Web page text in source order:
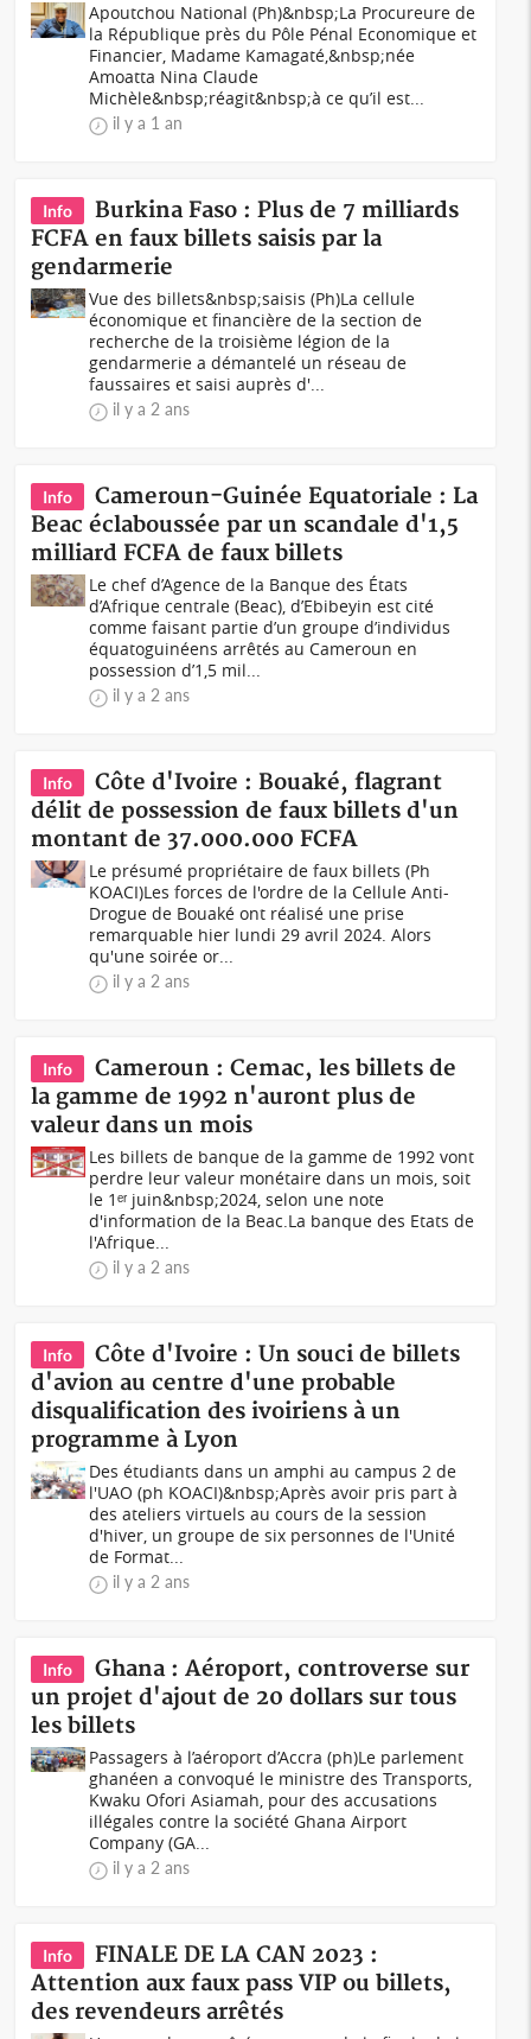
Apoutchou National (Ph)&nbsp;La Procureure de
la République près du Pôle Pénal Economique et
Financier, Madame Kamagaté,&nbsp;née
Amoatta Nina Claude
Michèle&nbsp;réagit&nbsp;à ce qu’il est...
il y a 1 an
Info
Burkina Faso : Plus de 7 milliards
FCFA en faux billets saisis par la
gendarmerie
Vue des billets&nbsp;saisis (Ph)La cellule
économique et financière de la section de
recherche de la troisième légion de la
gendarmerie a démantelé un réseau de
faussaires et saisi auprès d'...
il y a 2 ans
Info
Cameroun-Guinée Equatoriale : La
Beac éclaboussée par un scandale d'1,5
milliard FCFA de faux billets
Le chef d’Agence de la Banque des États
d’Afrique centrale (Beac), d’Ebibeyin est cité
comme faisant partie d’un groupe d’individus
équatoguinéens arrêtés au Cameroun en
possession d’1,5 mil...
il y a 2 ans
Info
Côte d'Ivoire : Bouaké, flagrant
délit de possession de faux billets d'un
montant de 37.000.000 FCFA
Le présumé propriétaire de faux billets (Ph
KOACI)Les forces de l'ordre de la Cellule Anti-
Drogue de Bouaké ont réalisé une prise
remarquable hier lundi 29 avril 2024. Alors
qu'une soirée or...
il y a 2 ans
Info
Cameroun : Cemac, les billets de
la gamme de 1992 n'auront plus de
valeur dans un mois
Les billets de banque de la gamme de 1992 vont
perdre leur valeur monétaire dans un mois, soit
le 1ᵉʳ juin&nbsp;2024, selon une note
d'information de la Beac.La banque des Etats de
l'Afrique...
il y a 2 ans
Info
Côte d'Ivoire : Un souci de billets
d'avion au centre d'une probable
disqualification des ivoiriens à un
programme à Lyon
Des étudiants dans un amphi au campus 2 de
l'UAO (ph KOACI)&nbsp;Après avoir pris part à
des ateliers virtuels au cours de la session
d'hiver, un groupe de six personnes de l'Unité
de Format...
il y a 2 ans
Info
Ghana : Aéroport, controverse sur
un projet d'ajout de 20 dollars sur tous
les billets
Passagers à l’aéroport d’Accra (ph)Le parlement
ghanéen a convoqué le ministre des Transports,
Kwaku Ofori Asiamah, pour des accusations
illégales contre la société Ghana Airport
Company (GA...
il y a 2 ans
Info
FINALE DE LA CAN 2023 :
Attention aux faux pass VIP ou billets,
des revendeurs arrêtés